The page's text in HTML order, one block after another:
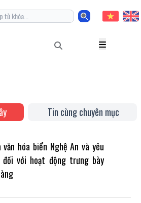
Tin cùng chuyên mục
hóa biển Nghệ An và yêu
với hoạt động trưng bày